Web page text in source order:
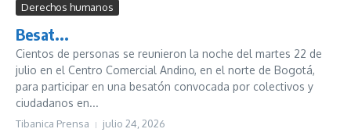
Derechos humanos
Besat...
Cientos de personas se reunieron la noche del martes 22 de
julio en el Centro Comercial Andino, en el norte de Bogotá,
para participar en una besatón convocada por colectivos y
ciudadanos en...
Tibanica Prensa julio 24, 2026